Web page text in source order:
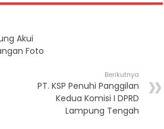
Akui
Foto
Berikutnya
PT. KSP Penuhi Panggilan
Kedua Komisi I DPRD
Lampung Tengah